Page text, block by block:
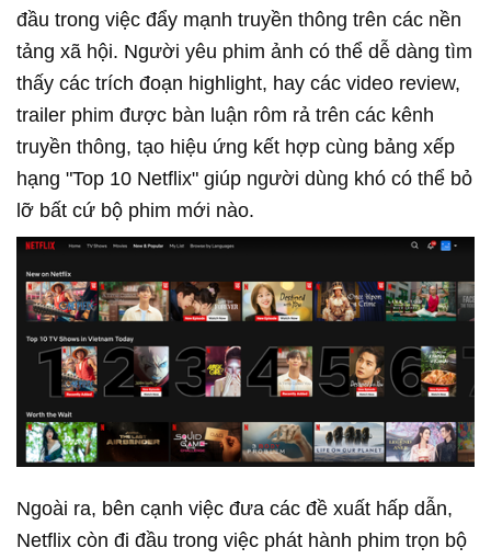
đầu trong việc đẩy mạnh truyền thông trên các nền
tảng xã hội. Người yêu phim ảnh có thể dễ dàng tìm
thấy các trích đoạn highlight, hay các video review,
trailer phim được bàn luận rôm rả trên các kênh
truyền thông, tạo hiệu ứng kết hợp cùng bảng xếp
hạng "Top 10 Netflix" giúp người dùng khó có thể bỏ
lỡ bất cứ bộ phim mới nào.
Ngoài ra, bên cạnh việc đưa các đề xuất hấp dẫn,
Netflix còn đi đầu trong việc phát hành phim trọn bộ